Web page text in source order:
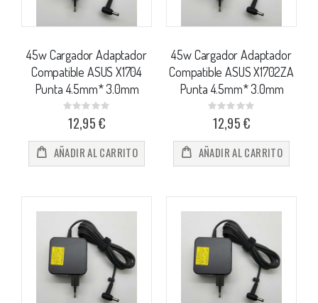
45w Cargador Adaptador
Compatible ASUS X1704
Punta 4.5mm* 3.0mm
Rating:
0%12,95 €
AÑADIR AL CARRITO
45w Cargador Adaptador
Compatible ASUS X1702ZA
Punta 4.5mm* 3.0mm
Rating:
0%12,95 €
AÑADIR AL CARRITO